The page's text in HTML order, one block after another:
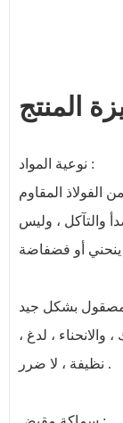
نوعية المواد :
المقاوم
والتآكل ، وليس
، لدغ ،
نظيفة ، لا ضرر .